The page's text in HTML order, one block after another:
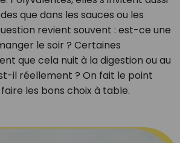
que dans les sauces ou les
revient souvent : est-ce une
le soir ? Certaines
que cela nuit à la digestion ou au
il réellement ? On fait le point
les bons choix à table.